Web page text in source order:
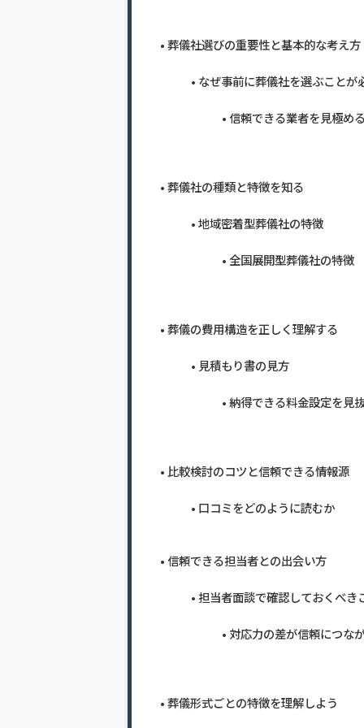
葬儀社選びの重要性と基本的な考え方
なぜ事前に葬儀社を選ぶことが
信頼できる業者を見極め
葬儀社の種類と特徴を知る
地域密着型葬儀社の特徴
全国展開型葬儀社の特徴
葬儀の費用構造を正しく理解する
見積もり書の見方
納得できる料金設定を見
比較検討のコツと信頼できる情報源
口コミをどのように読むか
信頼できる担当者との出会い方
担当者面談で確認しておくべき
対応力の差が信頼につな
葬儀形式ごとの特徴を理解しよう